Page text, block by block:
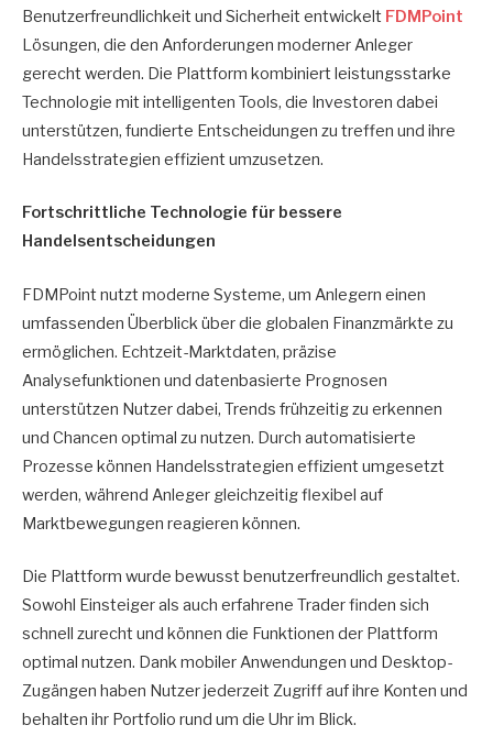
Benutzerfreundlichkeit und Sicherheit entwickelt FDMPoint
Lösungen, die den Anforderungen moderner Anleger
gerecht werden. Die Plattform kombiniert leistungsstarke
Technologie mit intelligenten Tools, die Investoren dabei
unterstützen, fundierte Entscheidungen zu treffen und ihre
Handelsstrategien effizient umzusetzen.
Fortschrittliche Technologie für bessere
Handelsentscheidungen
FDMPoint nutzt moderne Systeme, um Anlegern einen
umfassenden Überblick über die globalen Finanzmärkte zu
ermöglichen. Echtzeit-Marktdaten, präzise
Analysefunktionen und datenbasierte Prognosen
unterstützen Nutzer dabei, Trends frühzeitig zu erkennen
und Chancen optimal zu nutzen. Durch automatisierte
Prozesse können Handelsstrategien effizient umgesetzt
werden, während Anleger gleichzeitig flexibel auf
Marktbewegungen reagieren können.
Die Plattform wurde bewusst benutzerfreundlich gestaltet.
Sowohl Einsteiger als auch erfahrene Trader finden sich
schnell zurecht und können die Funktionen der Plattform
optimal nutzen. Dank mobiler Anwendungen und Desktop-
Zugängen haben Nutzer jederzeit Zugriff auf ihre Konten und
behalten ihr Portfolio rund um die Uhr im Blick.